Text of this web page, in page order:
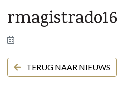
rmagistrado16
TERUG NAAR NIEUWS